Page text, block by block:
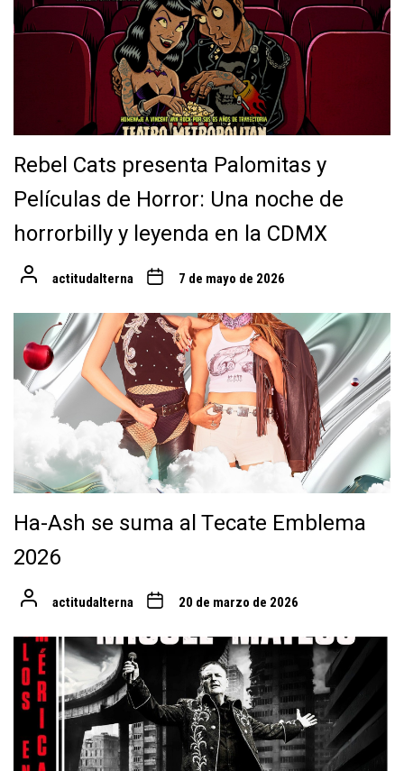
Rebel Cats presenta Palomitas y
Películas de Horror: Una noche de
horrorbilly y leyenda en la CDMX
actitudalterna 7 de mayo de 2026
Ha-Ash se suma al Tecate Emblema
2026
actitudalterna 20 de marzo de 2026